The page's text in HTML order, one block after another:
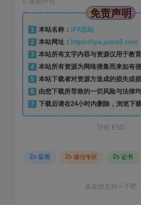
© 版权声明
免责声明
1 本站名称： iPA总站
2
本站网址： https://ipa.jumo2.com
3
本站所有文字内容与资源仅用于教
4
本站所有资源为网络搜集而来如有
5
本站下载者对资源方造成的损失或
6
由您下载所导致的一切风险与法律
7
下载后请在24小时内删除，浏览下
THE END
应用 微信专区 证书
喜欢就支持一下吧